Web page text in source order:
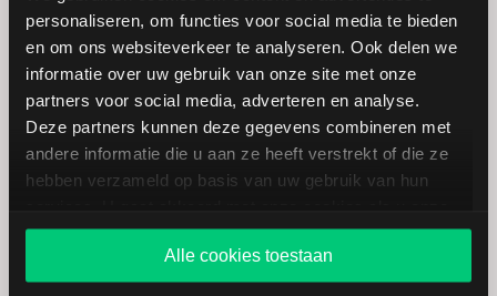
personaliseren, om functies voor social media te bieden
en om ons websiteverkeer te analyseren. Ook delen we
informatie over uw gebruik van onze site met onze
partners voor social media, adverteren en analyse.
Deze partners kunnen deze gegevens combineren met
andere informatie die u aan ze heeft verstrekt of die ze
hebben verzameld op basis van uw gebruik van hun
website blijft gebruiken.
Alle cookies toestaan
(gehan
BioCryst
Pharmaceuticals
USD
v Lanschot
Kempen
EUR